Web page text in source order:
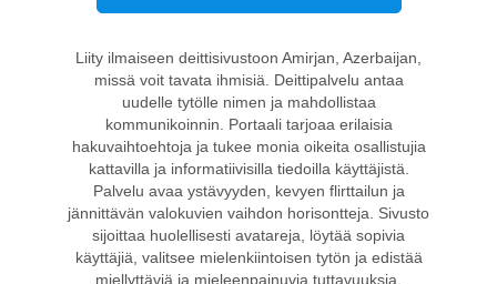
Liity ilmaiseen deittisivustoon Amirjan, Azerbaijan,
missä voit tavata ihmisiä. Deittipalvelu antaa
uudelle tytölle nimen ja mahdollistaa
kommunikoinnin. Portaali tarjoaa erilaisia
hakuvaihtoehtoja ja tukee monia oikeita osallistujia
kattavilla ja informatiivisilla tiedoilla käyttäjistä.
Palvelu avaa ystävyyden, kevyen flirttailun ja
jännittävän valokuvien vaihdon horisontteja. Sivusto
sijoittaa huolellisesti avatareja, löytää sopivia
käyttäjiä, valitsee mielenkiintoisen tytön ja edistää
miellyttäviä ja mieleenpainuvia tuttavuuksia.